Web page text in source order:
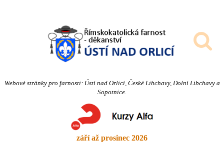
Webové stránky pro farnosti: Ústí nad Orlicí, České Libchavy, Dolní Libchavy a
Sopotnice.
září až prosinec 2026